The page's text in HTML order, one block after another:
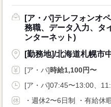
[ア・パ]テレフォンオ
務職、データ入力、タ
ンターネット)
[勤務地]/北海道札幌市
[ア・パ]時給1,100円〜
[ア・パ]07:45〜13:00、
・週休2〜6日制 ・有給休